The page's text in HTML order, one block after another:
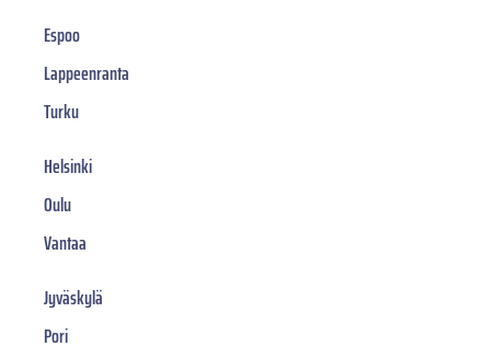
Espoo
Lappeenranta
Turku
Helsinki
Oulu
Vantaa
Jyväskylä
Pori